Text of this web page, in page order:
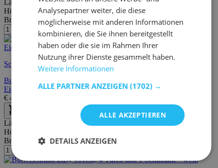
Länge:
125 cm
Höhe:
128 cm
Breite/Tiefe:38 cm
Schnelle Lieferung
Buffetschrank Bellini 125cm 3 Türen und 2 Schubladen -
Eiche/anthrazit
€ 499,00
Länge:
Höhe:
Breite/Tiefe:40 cm
Analysepartner weiter, die diese
möglicherweise mit anderen Informationen
kombinieren, die Sie ihnen bereitgestellt
haben oder die sie im Rahmen Ihrer
Nutzung ihrer Dienste gesammelt haben.
Weitere Informationen
ALLE PARTNER ANZEIGEN (1702) →
ALLE AKZEPTIEREN
DETAILS ANZEIGEN